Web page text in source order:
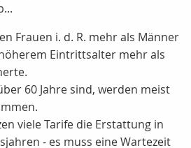
Frauen i. d. R. mehr als Männer
Eintrittsalter mehr als
60 Jahre sind, werden meist
viele Tarife die Erstattung in
- es muss eine Wartezeit